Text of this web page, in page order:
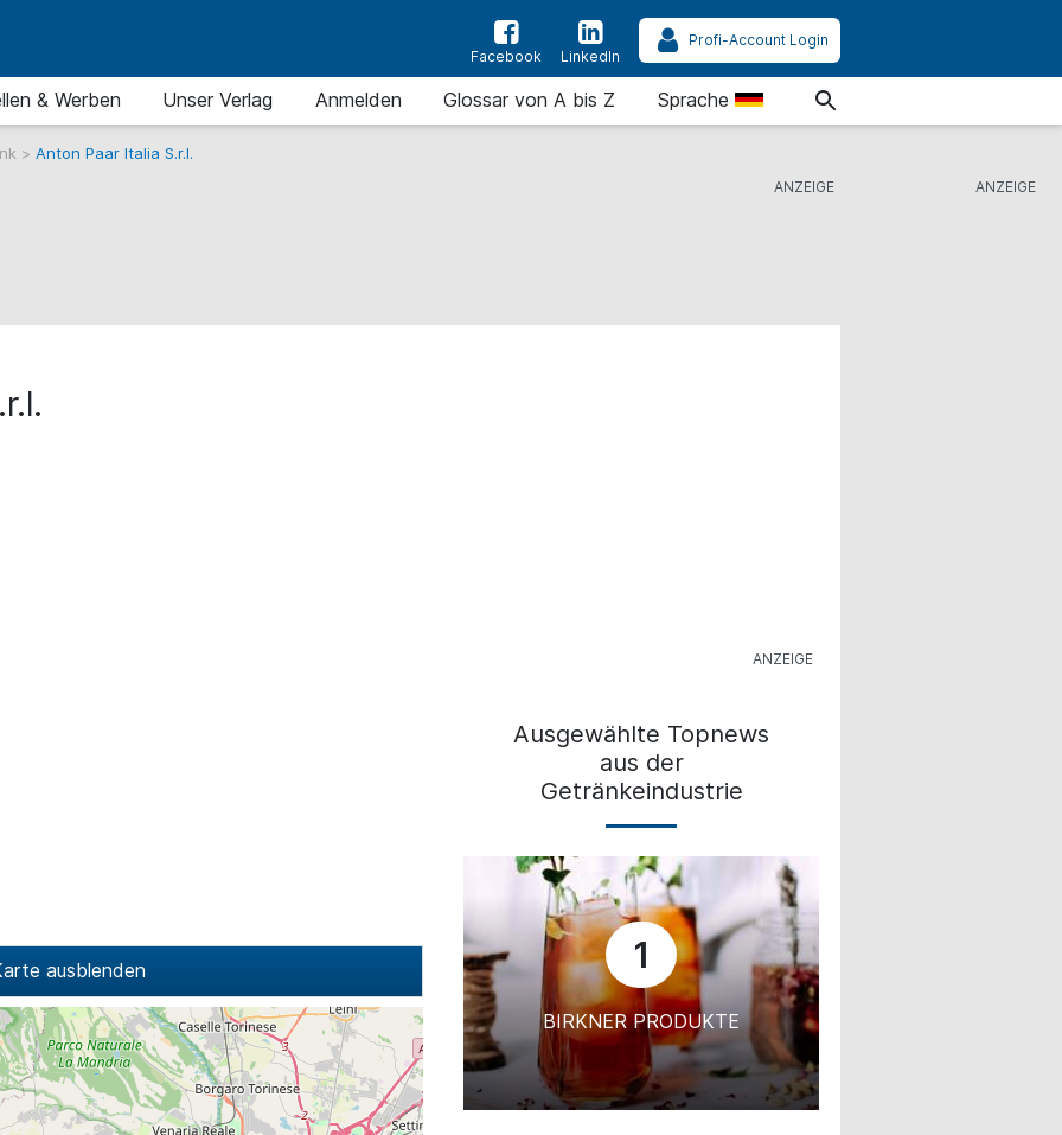
Facebook LinkedIn
Profi-Account Login
& Werben Unser Verlag Anmelden Glossar von A bis Z Sprache
> Anton Paar Italia S.r.l.
ausblenden
Ausgewählte Topnews
aus der
Getränkeindustrie
1
BIRKNER PRODUKTE